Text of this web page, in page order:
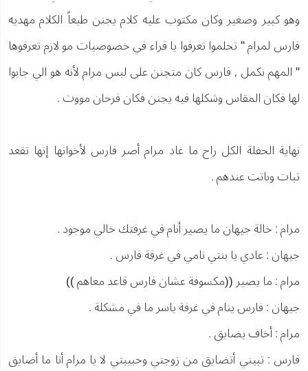
وهو كبير وصغير وكان مكتوب عليه كلام يجنن طبعاً الكلام مهديه
فارس لمرام " تحلموا تعرفوا يا قراء في خصوصيات مو لازم تعرفوها
" المهم نكمل , فارس كان متجنن على لبس مرام لأنه هو الي جابوا
لها فكان المقاس وشكلها فيه يجنن فكان فرحان مووت .
نهاية الحفلة الكل راح ما عاد مرام أصر فارس لأخوانها إنها تقعد
تبات وباتت عندهم .
مرام : خالة جيهان ما يصير أنام في غرفتك خالي موجود .
جيهان : عادي يا بنتي نامي في غرفة فارس .
مرام : ما يصير ((مكسوفة عشان فارس قاعد معاهم ))
جيهان : فارس ينام في غرفة ياسر ما في مشكلة .
مرام : أخاف يضايق .
فارس : تبيني أتضايق من زوجتي وحبيبتي لا يا مرام أنا ما أضايق